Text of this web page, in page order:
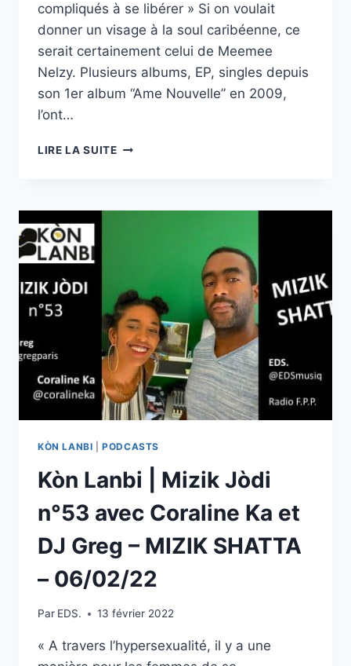
compliqués à se libérer » Si on voulait
donner un visage à la soul caribéenne, ce
serait certainement celui de Meemee
Nelzy. Plusieurs albums, EP, singles depuis
son 1er album “Ame Nouvelle” en 2009,
l’ont…
LIRE LA SUITEKÒN
JÒDI
–
03/04/22
KÒN LANBI |PODCASTS
Kòn Lanbi | Mizik Jòdi
n°53 avec Coraline Ka et
DJ Greg – MIZIK SHATTA
– 06/02/22
Par EDS. 13 février 2022
« A travers l’hypersexualité, il y a une